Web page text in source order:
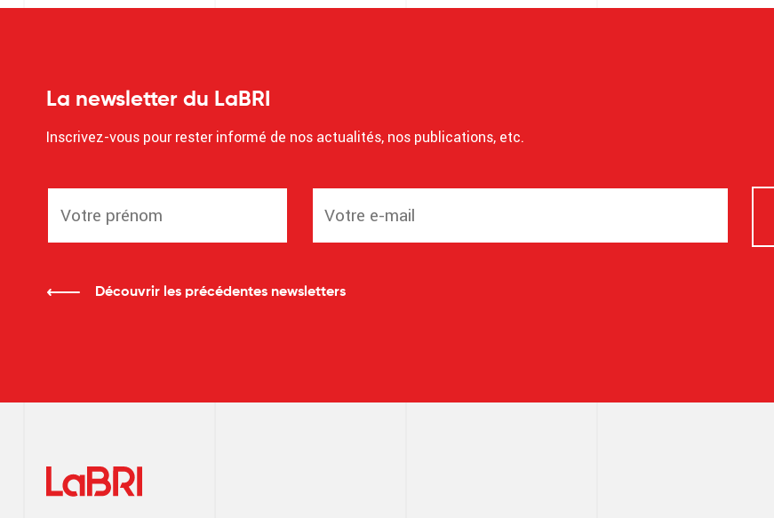
La newsletter du LaBRI
Inscrivez-vous pour rester informé de nos actualités, nos publications, etc.
Découvrir les précédentes newsletters